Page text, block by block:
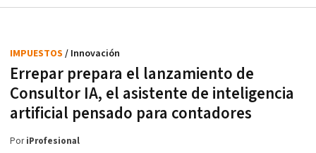
Errepar prepara el lanzamiento de
Consultor IA, el asistente de inteligencia
artificial pensado para contadores
IMPUESTOS / Innovación
PoriProfesional